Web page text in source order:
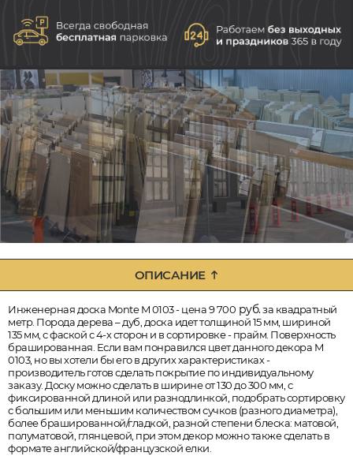
ОПИСАНИЕ
Инженерная доска Monte M 0103 - цена 9 700 руб.за квадратный
метр. Порода дерева – дуб, доска идет толщиной 15 мм, шириной
135 мм, с фаской с 4-х сторон и в сортировке - прайм. Поверхность
брашированная. Если вам понравился цвет данного декора M
0103, но вы хотели бы его в других характеристиках -
производитель готов сделать покрытие по индивидуальному
заказу. Доску можно сделать в ширине от 130 до 300 мм, с
фиксированной длиной или разнодлинкой, подобрать сортировку
с большим или меньшим количеством сучков (разного диаметра),
более брашированной/гладкой, разной степени блеска: матовой,
полуматовой, глянцевой, при этом декор можно также сделать в
формате английской/французской елки.